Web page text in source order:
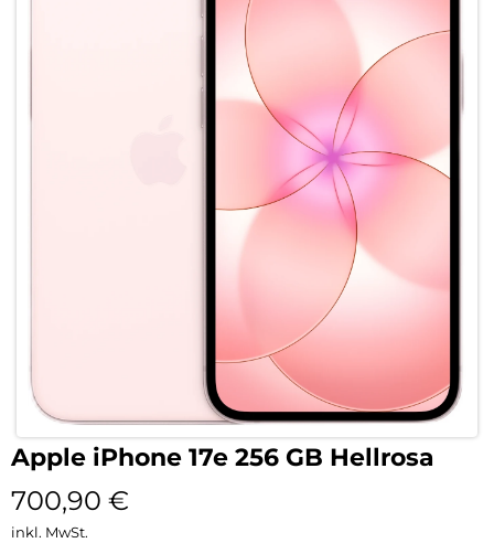
Apple iPhone 17e 256 GB Hellrosa
700,90 €
inkl. MwSt.